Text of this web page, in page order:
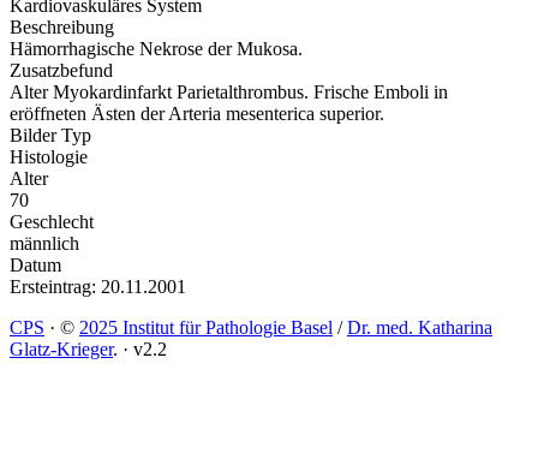
Kardiovaskuläres System
Beschreibung
Hämorrhagische Nekrose der Mukosa.
Zusatzbefund
Alter Myokardinfarkt Parietalthrombus. Frische Emboli in
eröffneten Ästen der Arteria mesenterica superior.
Bilder Typ
Histologie
Alter
70
Geschlecht
männlich
Datum
Ersteintrag: 20.11.2001
CPS · © 2025 Institut für Pathologie Basel /Dr. med. Katharina
Glatz-Krieger. · v2.2